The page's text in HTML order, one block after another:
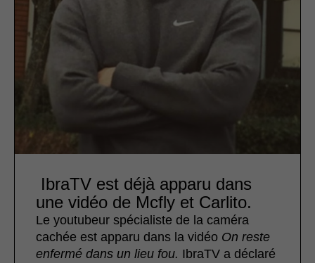
IbraTV est déjà apparu dans
une vidéo de Mcfly et Carlito.
Le youtubeur spécialiste de la caméra
cachée est apparu dans la vidéo On reste
enfermé dans un lieu fou. IbraTV a déclaré